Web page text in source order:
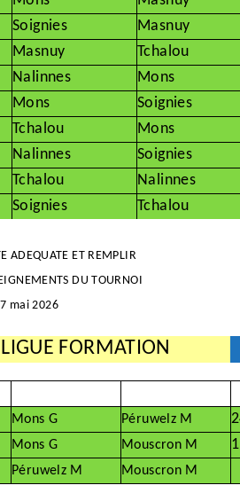
Soignies
Masnuy
Masnuy
Tchalou
Nalinnes
Mons
Mons
Soignies
Tchalou
Mons
Nalinnes
Soignies
Tchalou
Nalinnes
Soignies Tchalou
ADEQUATE ET REMPLIR
DU TOURNOI
mai 2026
FORMATION
Mons G Péruwelz M
Mons G Mouscron M
Péruwelz M Mouscron M